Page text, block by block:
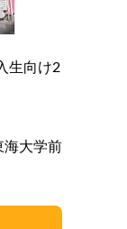
生向け2
海大学前